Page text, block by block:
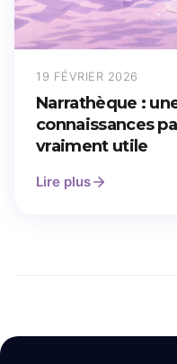
19 FÉVRIER 2026
Narrathèque :
connaissances
vraiment utile
Lire plus